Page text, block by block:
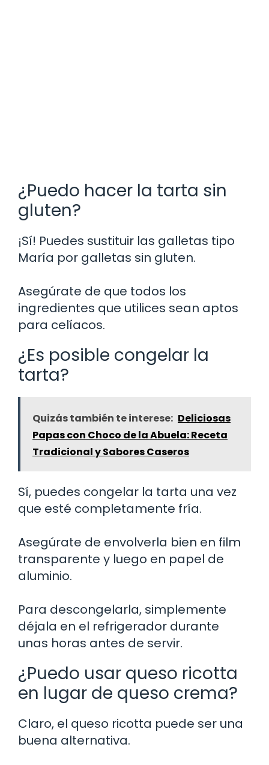
¿Puedo hacer la tarta sin
gluten?
¡Sí! Puedes sustituir las galletas tipo
María por galletas sin gluten.
Asegúrate de que todos los
ingredientes que utilices sean aptos
para celíacos.
¿Es posible congelar la
tarta?
Quizás también te interese: Deliciosas
Papas con Choco de la Abuela: Receta
Tradicional y Sabores Caseros
Sí, puedes congelar la tarta una vez
que esté completamente fría.
Asegúrate de envolverla bien en film
transparente y luego en papel de
aluminio.
Para descongelarla, simplemente
déjala en el refrigerador durante
unas horas antes de servir.
¿Puedo usar queso ricotta
en lugar de queso crema?
Claro, el queso ricotta puede ser una
buena alternativa.